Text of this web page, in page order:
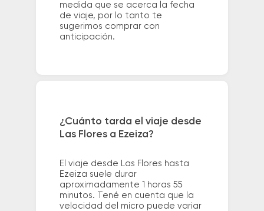
medida que se acerca la fecha
de viaje, por lo tanto te
sugerimos comprar con
anticipación.
¿Cuánto tarda el viaje desde
Las Flores a Ezeiza?
El viaje desde Las Flores hasta
Ezeiza suele durar
aproximadamente 1 horas 55
minutos. Tené en cuenta que la
velocidad del micro puede variar